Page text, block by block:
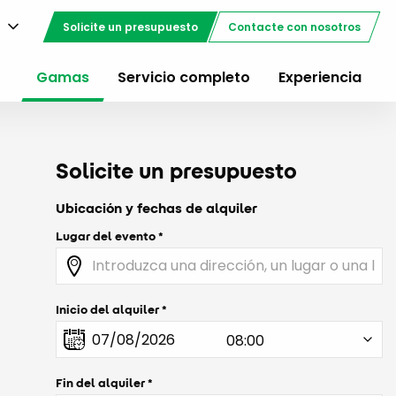
Solicite un presupuesto Contacte con nosotros
Gamas Servicio completo Experiencia
Solicite un presupuesto
Ubicación y fechas de alquiler
Lugar del evento
Inicio del alquiler
Fin del alquiler